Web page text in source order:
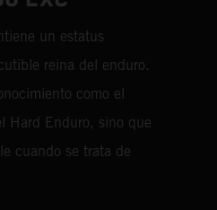
un estatus
reina del enduro.
como el
Hard Enduro, sino que
cuando se trata de